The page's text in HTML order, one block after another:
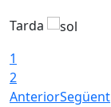
Tarda
1
2
AnteriorSegüent